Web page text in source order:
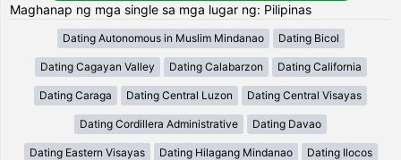
Maghanap ng mga single sa mga lugar ng: Pilipinas
Dating Autonomous in Muslim Mindanao Dating Bicol
Dating Cagayan Valley Dating Calabarzon Dating California
Dating Caraga Dating Central Luzon Dating Central Visayas
Dating Cordillera Administrative Dating Davao
Dating Eastern Visayas Dating Hilagang Mindanao Dating Ilocos